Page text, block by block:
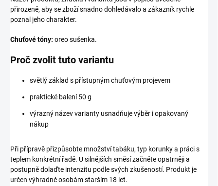
přirozeně, aby se zboží snadno dohledávalo a zákazník rychle
poznal jeho charakter.
Chuťové tóny: oreo sušenka.
Proč zvolit tuto variantu
světlý základ s přístupným chuťovým projevem
praktické balení 50 g
výrazný název varianty usnadňuje výběr i opakovaný
nákup
Při přípravě přizpůsobte množství tabáku, typ korunky a práci s
teplem konkrétní řadě. U silnějších směsí začněte opatrněji a
postupně dolaďte intenzitu podle svých zkušeností. Produkt je
určen výhradně osobám starším 18 let.